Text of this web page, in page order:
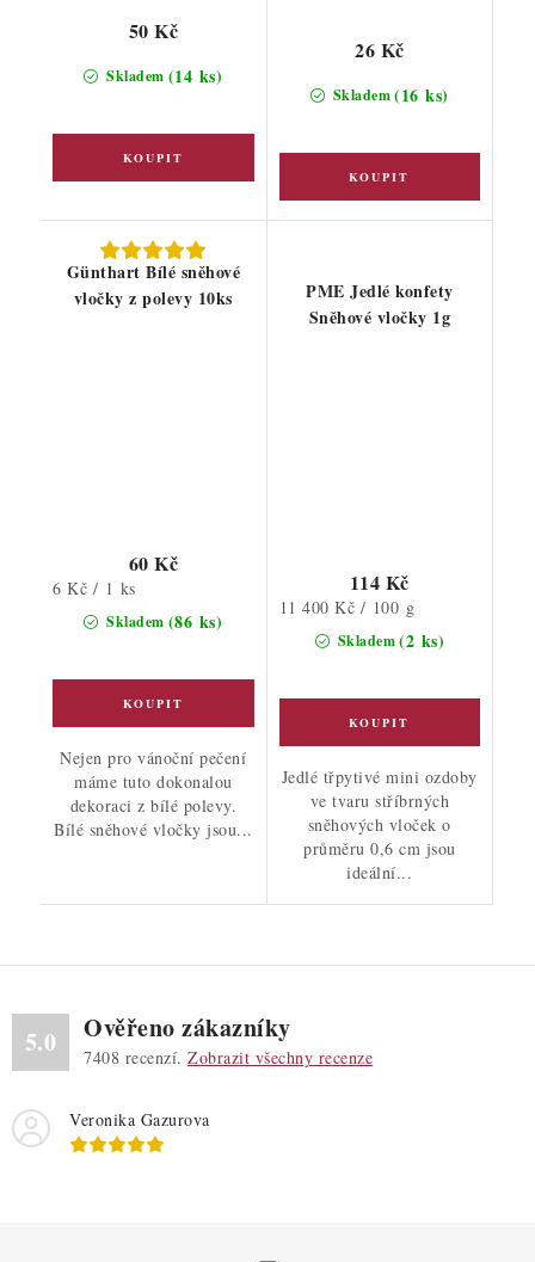
Skladem (14 ks)
50 Kč
Skladem(16 ks)
26 Kč
Günthart Bílé sněhové
vločky z polevy 10ks
Skladem (86 ks)
60 Kč
Měrná
cena:
6 Kč / 1 ks
Nejen pro vánoční pečení
máme tuto dokonalou
dekoraci z bílé polevy.
Bílé sněhové vločky jsou...
PME Jedlé konfety
Sněhové vločky 1g
Skladem(2 ks)
114 Kč
Měrná
11 400 Kč / 100 g
Jedlé třpytivé mini ozdoby
ve tvaru stříbrných
sněhových vloček o
průměru 0,6 cm jsou
ideální...
5.0 Ověřeno zákazníky
7408 recenzí. Zobrazit všechny recenze
Veronika Gazurova